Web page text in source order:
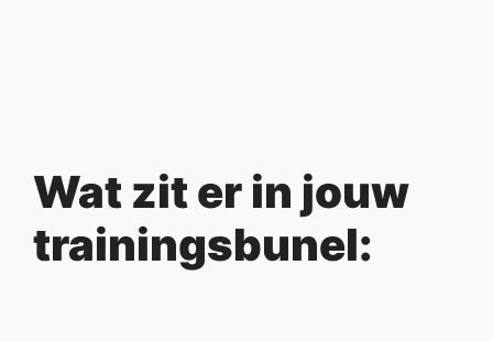
Wat zit er in jouw
trainingsbunel: